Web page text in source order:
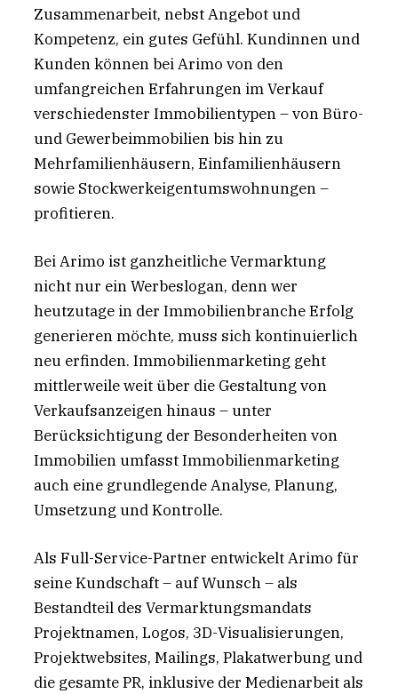
Zusammenarbeit, nebst Angebot und
Kompetenz, ein gutes Gefühl. Kundinnen und
Kunden können bei Arimo von den
umfangreichen Erfahrungen im Verkauf
verschiedenster Immobilientypen – von Büro-
und Gewerbeimmobilien bis hin zu
Mehrfamilienhäusern, Einfamilienhäusern
sowie Stockwerkeigentumswohnungen –
profitieren.
Bei Arimo ist ganzheitliche Vermarktung
nicht nur ein Werbeslogan, denn wer
heutzutage in der Immobilienbranche Erfolg
generieren möchte, muss sich kontinuierlich
neu erfinden. Immobilienmarketing geht
mittlerweile weit über die Gestaltung von
Verkaufsanzeigen hinaus – unter
Berücksichtigung der Besonderheiten von
Immobilien umfasst Immobilienmarketing
auch eine grundlegende Analyse, Planung,
Umsetzung und Kontrolle.
Als Full-Service-Partner entwickelt Arimo für
seine Kundschaft – auf Wunsch – als
Bestandteil des Vermarktungsmandats
Projektnamen, Logos, 3D-Visualisierungen,
Projektwebsites, Mailings, Plakatwerbung und
die gesamte PR, inklusive der Medienarbeit als